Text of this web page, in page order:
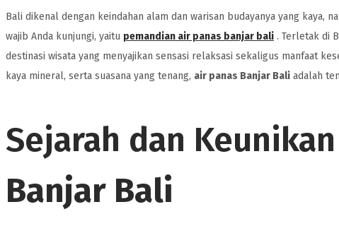
Bali dikenal dengan keindahan alam dan warisan budayanya yang kaya,
wajib Anda kunjungi, yaitu pemandian air panas banjar bali . Terletak di
destinasi wisata yang menyajikan sensasi relaksasi sekaligus manfaat
kaya mineral, serta suasana yang tenang, air panas Banjar Bali adalah
Sejarah dan Keunikan
Banjar Bali